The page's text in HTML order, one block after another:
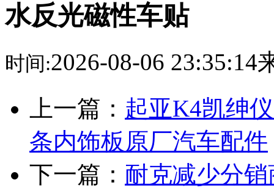
水反光磁性车贴
时间:2026-08-06 23:35:14
上一篇： 起亚K4凯绅
条内饰板原厂汽车配件
下一篇： 耐克减少分